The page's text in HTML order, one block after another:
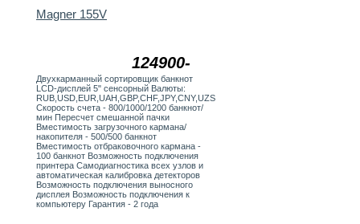
124900-
Magner 155V
Двухкарманный сортировщик банкнот
LCD-дисплей 5" сенсорный Валюты:
RUB,USD,EUR,UAH,GBP,CHF,JPY,CNY,UZS
Скорость счета - 800/1000/1200 банкнот/
мин Пересчет смешанной пачки
Вместимость загрузочного кармана/
накопителя - 500/500 банкнот
Вместимость отбраковочного кармана -
100 банкнот Возможность подключения
принтера Самодиагностика всех узлов и
автоматическая калибровка детекторов
Возможность подключения выносного
дисплея Возможность подключения к
компьютеру Гарантия - 2 года